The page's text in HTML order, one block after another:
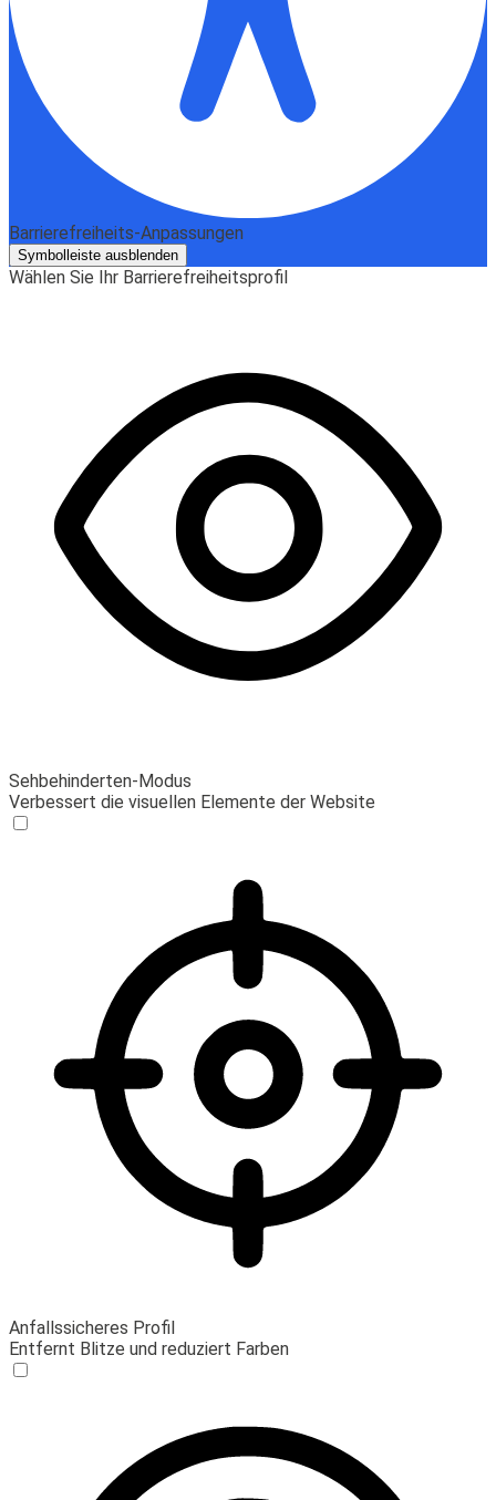
Barrierefreiheits-Anpassungen
Symbolleiste ausblenden
Wählen Sie Ihr Barrierefreiheitsprofil
Sehbehinderten-Modus
Verbessert die visuellen Elemente der Website
Anfallssicheres Profil
Entfernt Blitze und reduziert Farben